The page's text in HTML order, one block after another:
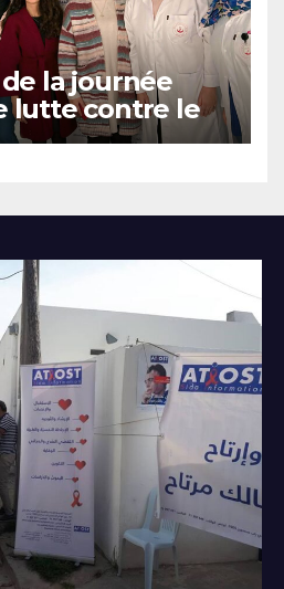
la journée
lutte contre le
Bizerte